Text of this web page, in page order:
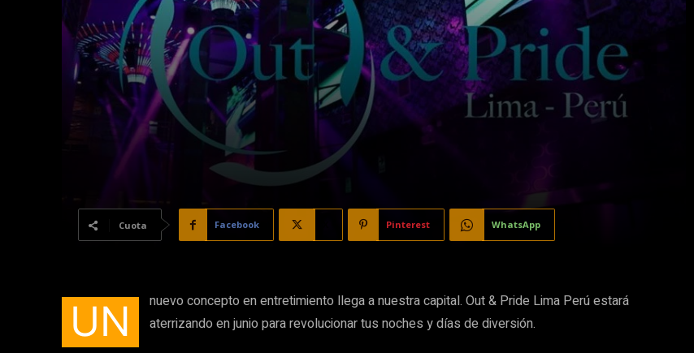
Cuota Facebook Pinterest WhatsApp
UN
nuevo concepto en entretimiento llega a nuestra capital. Out & Pride Lima Perú estará
aterrizando en junio para revolucionar tus noches y días de diversión.